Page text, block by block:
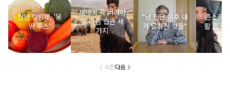
천연 항암제, '몽
땅 주스'
새해에 꼭 버려야
할 마음 습관 세
가지
“암 진단 이후 내
가 달라진 것들”
촌스러
활 즐기
이전다음